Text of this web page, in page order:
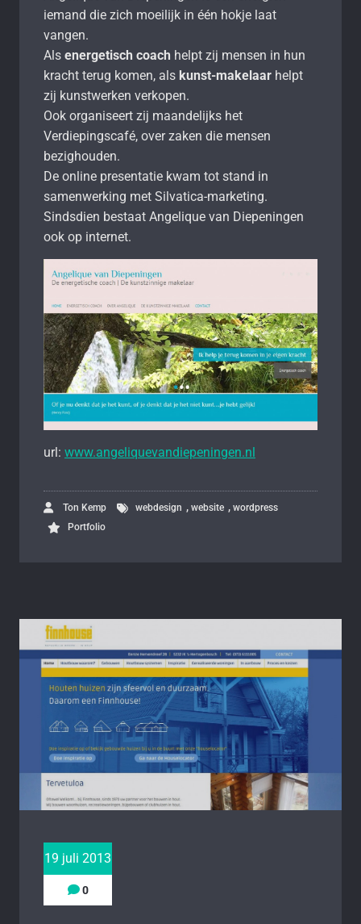
iemand die zich moeilijk in één hokje laat
vangen.
Als energetisch coach helpt zij mensen in hun
kracht terug komen, als kunst-makelaar helpt
zij kunstwerken verkopen.
Ook organiseert zij maandelijks het
Verdiepingscafé, over zaken die mensen
bezighouden.
De online presentatie kwam tot stand in
samenwerking met Silvatica-marketing.
Sindsdien bestaat Angelique van Diepeningen
ook op internet.
url: www.angeliquevandiepeningen.nl
Ton Kemp webdesign , website , wordpress
Portfolio
19 juli 2013
0